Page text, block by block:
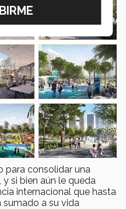
para consolidar una
si bien aún le queda
internacional que hasta
sumado a su vida